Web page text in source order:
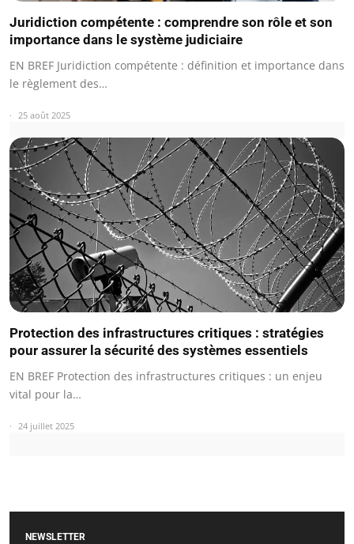
Juridiction compétente : comprendre son rôle et son
importance dans le système judiciaire
EN BREF Juridiction compétente : définition et importance dans
le règlement des…
25 août 2025
Protection des infrastructures critiques : stratégies
pour assurer la sécurité des systèmes essentiels
EN BREF Protection des infrastructures critiques : un enjeu
vital pour la…
24 juillet 2025
NEWSLETTER